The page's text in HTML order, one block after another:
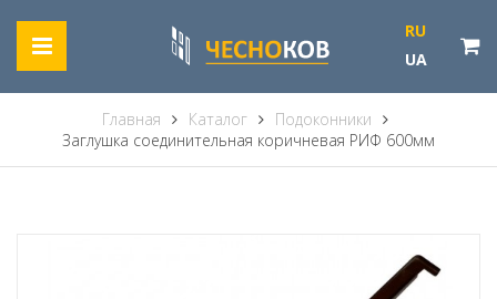
RU
UA
Главная Каталог
Подоконники
Заглушка соединительная коричневая РИФ 600мм